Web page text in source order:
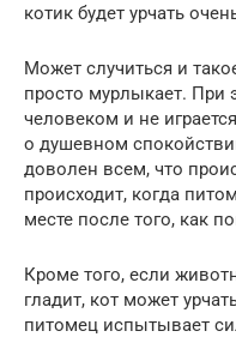
котик будет урчать
Может случиться и
просто мурлыкает. При
человеком и не
о душевном
доволен всем, что
происходит, когда
месте после того, как
Кроме того, если
гладит, кот может
питомец испытывает